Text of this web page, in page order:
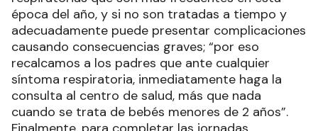
época del año, y si no son tratadas a tiempo y
adecuadamente puede presentar complicaciones
causando consecuencias graves; “por eso
recalcamos a los padres que ante cualquier
síntoma respiratoria, inmediatamente haga la
consulta al centro de salud, más que nada
cuando se trata de bebés menores de 2 años”.